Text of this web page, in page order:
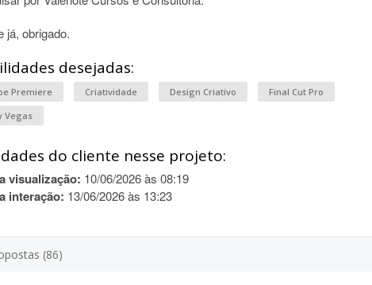
já, obrigado.
desejadas:
Premiere Criatividade Design Criativo
Final Cut Pro
Vegas
do cliente nesse projeto:
visualização: 10/06/2026 às 08:19
interação: 13/06/2026 às 13:23
(86)